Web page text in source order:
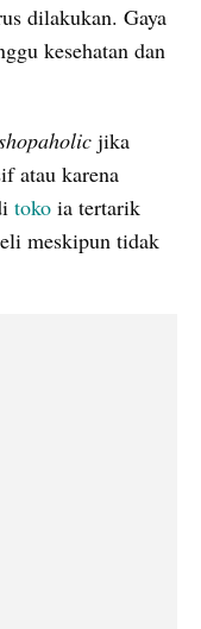
dilakukan. Gaya
kesehatan dan
jika
atau karena
toko ia tertarik
meskipun tidak